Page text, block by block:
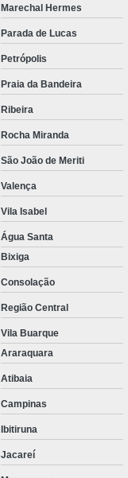
Marechal Hermes
Parada de Lucas
Petrópolis
Praia da Bandeira
Ribeira
Rocha Miranda
São João de Meriti
Valença
Vila Isabel
Água Santa
Bixiga
Consolação
Região Central
Vila Buarque
Araraquara
Atibaia
Campinas
Ibitiruna
Jacareí